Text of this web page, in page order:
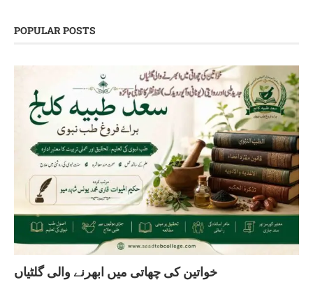
POPULAR POSTS
خواتین کی چھاتی میں ابھرنے والی گلٹیاں